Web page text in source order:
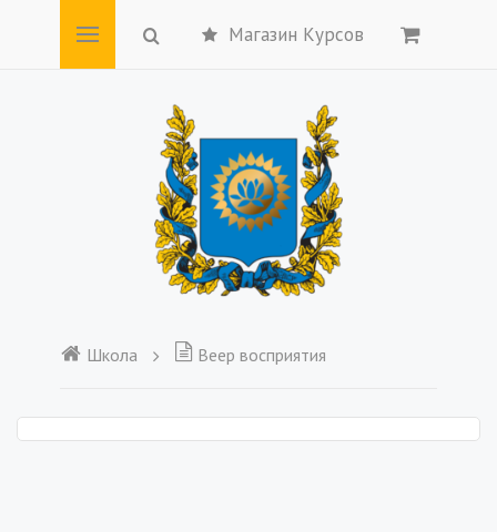
Магазин Курсов
Школа Веер восприятия